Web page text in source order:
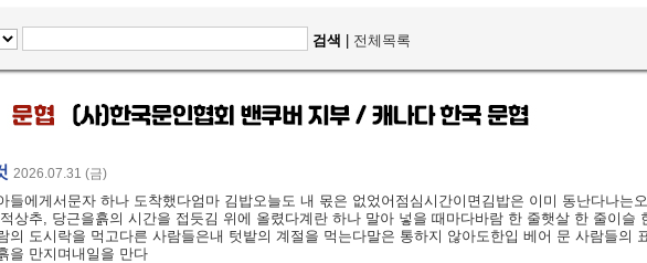
검색 전체목록
2026.07.31 (금)
들에게서문자 하나 도착했다엄마 김밥오늘도 내 몫은 없었어점심시간이면김밥은 이미 동난다나는
상추, 당근을흙의 시간을 접듯김 위에 올렸다계란 하나 말아 넣을 때마다바람 한 줄햇살 한 줄이슬
의 도시락을 먹고다른 사람들은내 텃밭의 계절을 먹는다말은 통하지 않아도한입 베어 문 사람들의
을 만지며내일을 만다